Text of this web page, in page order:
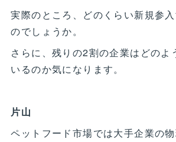
実際のところ、どのくらい新規参
のでしょうか。
さらに、残りの2割の企業はどのよ
いるのか気になります。
片山
ペットフード市場では大手企業の